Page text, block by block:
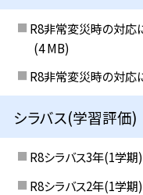
R8非常変災時の対応
(4 MB)
R8非常変災時の対応
シラバス(学習評価)
R8シラバス3年(1学期)
R8シラバス2年(1学期)